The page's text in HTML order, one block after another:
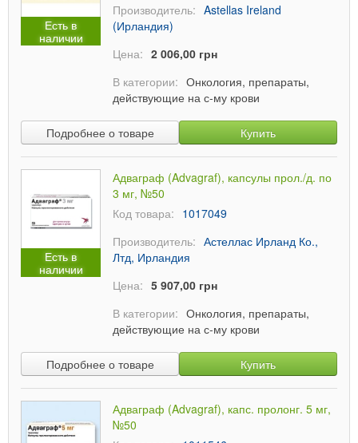
Есть в
наличии
Производитель: Astellas Ireland
(Ирландия)
Цена: 2 006,00 грн
В категории: Онкология, препараты,
действующие на с-му крови
Подробнее о товаре Купить
Есть в
наличии
Адваграф (Advagraf), капсулы прол./д. по
3 мг, №50
Код товара: 1017049
Производитель: Астеллас Ирланд Ко.,
Лтд, Ирландия
Цена: 5 907,00 грн
В категории: Онкология, препараты,
действующие на с-му крови
Подробнее о товаре Купить
Адваграф (Advagraf), капс. пролонг. 5 мг,
№50